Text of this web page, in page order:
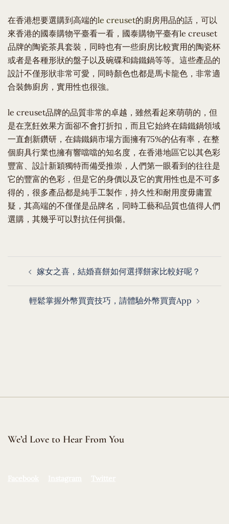
在香港想要選購到高端的le creuset的廚房用品的話，可以
來香港的國泰購物平臺看一看，國泰購物平臺有le creuset
品牌的陶瓷茶具套裝，同時也有一些廚房比較實用的陶瓷杯
或者是各種形狀的盤子以及碗碟和鑄鐵鍋等等。這些產品的
設計不僅形狀非常可愛，同時顏色也都是馬卡龍色，非常適
合裝飾廚房，實用性也很強。
le creuset品牌的品質非常的卓越，雖然看起來萌萌的，但
是在烹飪效果方面卻不會打折扣，而且它始終在鑄鐵鍋領域
一直創新鑽研，在鑄鐵鍋市場方面擁有75%的佔有率，在整
個廚具行業也擁有響噹噹的知名度，在香港地區它以其色彩
豐富、設計新穎獨特而備受推崇，人們第一眼看到的往往是
它的豐富的色彩，但是它的身價以及它的實用性也是不可多
得的，很多產品都是純手工製作，持久性和耐用度毋庸置
疑，其高端的不僅僅是品牌名，同時工藝和品質也值得人們
選購，其幾乎可以對抗任何損傷。
navigation嫁女之喜，結婚喜餅如何選擇餅家比較好呢？
輕鬆掌握外幣買賣技巧，請體驗外幣買賣App
We’d Love to Hear From You